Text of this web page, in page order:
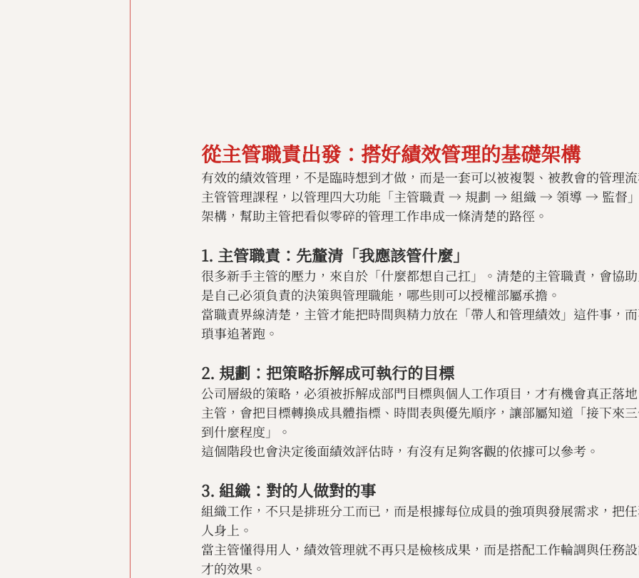
從主管職責出發：搭好績效管理的基礎架構
有效的績效管理，不是臨時想到才做，而是一套可以被複製、被教會的管理
主管管理課程，以管理四大功能「主管職責 → 規劃 → 組織 → 領導 → 監督
架構，幫助主管把看似零碎的管理工作串成一條清楚的路徑。
1. 主管職責：先釐清「我應該管什麼」
很多新手主管的壓力，來自於「什麼都想自己扛」。清楚的主管職責，會協
是自己必須負責的決策與管理職能，哪些則可以授權部屬承擔。
當職責界線清楚，主管才能把時間與精力放在「帶人和管理績效」這件事，
瑣事追著跑。
2. 規劃：把策略拆解成可執行的目標
公司層級的策略，必須被拆解成部門目標與個人工作項目，才有機會真正落
主管，會把目標轉換成具體指標、時間表與優先順序，讓部屬知道「接下來
到什麼程度」。
這個階段也會決定後面績效評估時，有沒有足夠客觀的依據可以參考。
3. 組織：對的人做對的事
組織工作，不只是排班分工而已，而是根據每位成員的強項與發展需求，把
人身上。
當主管懂得用人，績效管理就不再只是檢核成果，而是搭配工作輪調與任務
才的效果。